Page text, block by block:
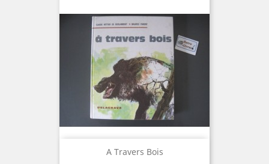
A Travers Bois